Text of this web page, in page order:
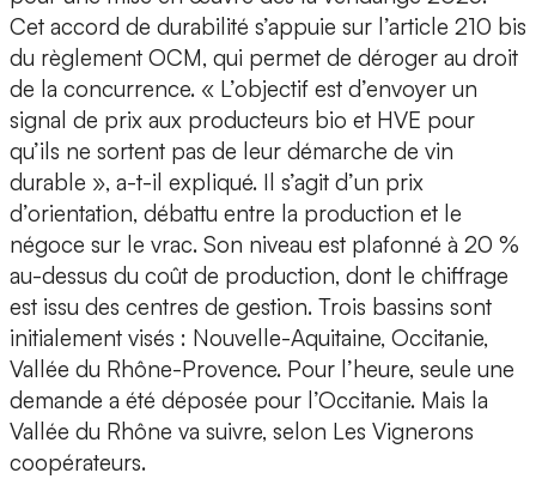
Cet accord de durabilité s’appuie sur l’article 210 bis
du règlement OCM, qui permet de déroger au droit
de la concurrence. « L’objectif est d’envoyer un
signal de prix aux producteurs bio et HVE pour
qu’ils ne sortent pas de leur démarche de vin
durable », a-t-il expliqué. Il s’agit d’un prix
d’orientation, débattu entre la production et le
négoce sur le vrac. Son niveau est plafonné à 20 %
au-dessus du coût de production, dont le chiffrage
est issu des centres de gestion. Trois bassins sont
initialement visés : Nouvelle-Aquitaine, Occitanie,
Vallée du Rhône-Provence. Pour l’heure, seule une
demande a été déposée pour l’Occitanie. Mais la
Vallée du Rhône va suivre, selon Les Vignerons
coopérateurs.